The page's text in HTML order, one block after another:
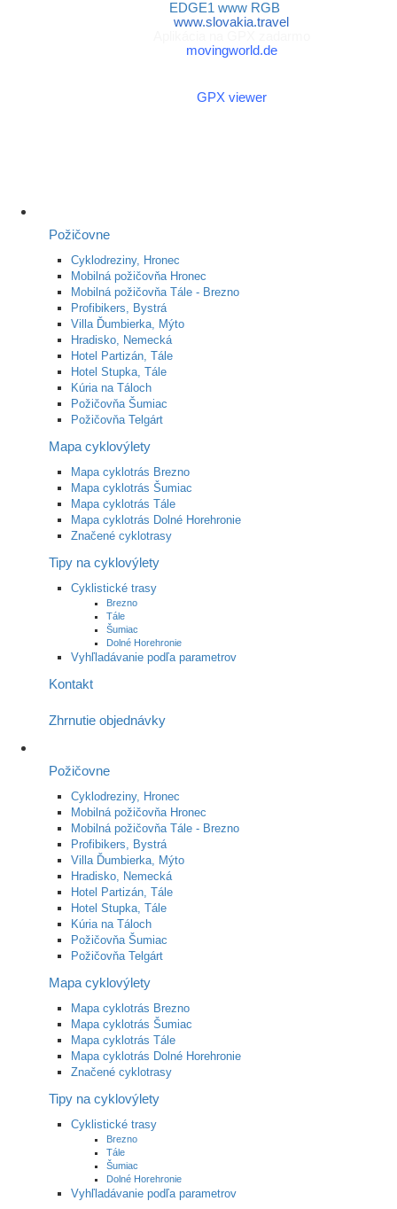
www.slovakia.travel
movingworld.de
GPX viewer
Požičovne
Cyklodreziny, Hronec
Mobilná požičovňa Hronec
Mobilná požičovňa Tále - Brezno
Profibikers, Bystrá
Villa Ďumbierka, Mýto
Hradisko, Nemecká
Hotel Partizán, Tále
Hotel Stupka, Tále
Kúria na Táloch
Požičovňa Šumiac
Požičovňa Telgárt
Mapa cyklovýlety
Mapa cyklotrás Brezno
Mapa cyklotrás Šumiac
Mapa cyklotrás Tále
Mapa cyklotrás Dolné Horehronie
Značené cyklotrasy
Tipy na cyklovýlety
Cyklistické trasy
Brezno
Tále
Šumiac
Dolné Horehronie
Vyhľladávanie podľa parametrov
Kontakt
Zhrnutie objednávky
Požičovne
Cyklodreziny, Hronec
Mobilná požičovňa Hronec
Mobilná požičovňa Tále - Brezno
Profibikers, Bystrá
Villa Ďumbierka, Mýto
Hradisko, Nemecká
Hotel Partizán, Tále
Hotel Stupka, Tále
Kúria na Táloch
Požičovňa Šumiac
Požičovňa Telgárt
Mapa cyklovýlety
Mapa cyklotrás Brezno
Mapa cyklotrás Šumiac
Mapa cyklotrás Tále
Mapa cyklotrás Dolné Horehronie
Značené cyklotrasy
Tipy na cyklovýlety
Cyklistické trasy
Brezno
Tále
Šumiac
Dolné Horehronie
Vyhľladávanie podľa parametrov